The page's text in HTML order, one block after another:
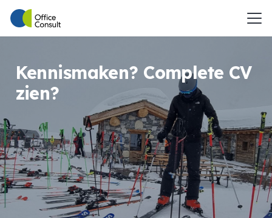
Kennismaken? Complete CV
zien?